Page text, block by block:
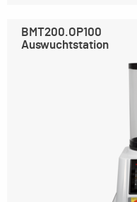
BMT200.OP100
Auswuchtstation